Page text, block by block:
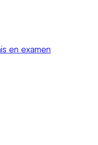
en examen